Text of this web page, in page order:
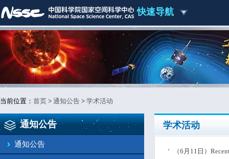
快速导航
当前位置： 首页 > 通知公告 > 学术活动
通知公告
通知公告
学术活动
（6月11日）